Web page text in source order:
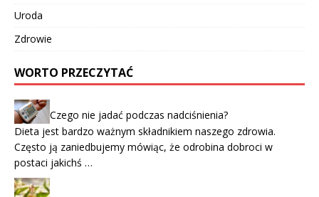
Uroda
Zdrowie
WORTO PRZECZYTAĆ
Czego nie jadać podczas nadciśnienia?
Dieta jest bardzo ważnym składnikiem naszego zdrowia.
Często ją zaniedbujemy mówiąc, że odrobina dobroci w
postaci jakichś …